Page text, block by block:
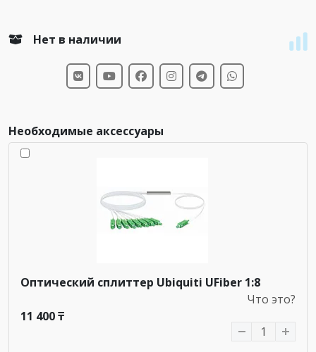
Нет в наличии
Необходимые аксессуары
Оптический сплиттер Ubiquiti UFiber 1:8
Что это?
11 400 ₸